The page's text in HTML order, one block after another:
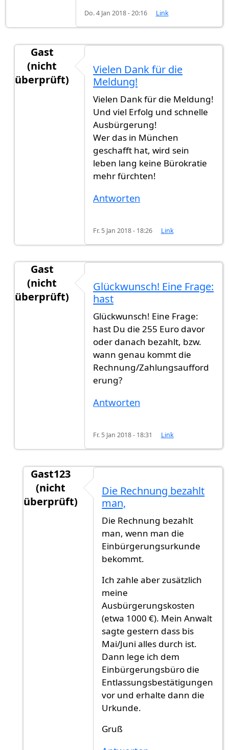
Do. 4 Jan 2018 - 20:16 Link
Gast
(nicht
überprüft)
Vielen Dank für die
Meldung!
Vielen Dank für die Meldung!
Und viel Erfolg und schnelle
Ausbürgerung!
Wer das in München
geschafft hat, wird sein
leben lang keine Bürokratie
mehr fürchten!
Antworten
Fr. 5 Jan 2018 - 18:26 Link
Gast
(nicht
überprüft)
Heute habe ich die von gast123
Glückwunsch! Eine Frage:
hast
Glückwunsch! Eine Frage:
hast Du die 255 Euro davor
oder danach bezahlt, bzw.
wann genau kommt die
Rechnung/Zahlungsaufford
erung?
Antworten
Fr. 5 Jan 2018 - 18:31 Link
Gast123
(nicht
überprüft)
Glückwunsch! Eine Frage: hast
Die Rechnung bezahlt
man,
Die Rechnung bezahlt
man, wenn man die
Einbürgerungsurkunde
bekommt.
Ich zahle aber zusätzlich
meine
Ausbürgerungskosten
(etwa 1000 €). Mein Anwalt
sagte gestern dass bis
Mai/Juni alles durch ist.
Dann lege ich dem
Einbürgerungsbüro die
Entlassungsbestätigungen
vor und erhalte dann die
Urkunde.
Gruß